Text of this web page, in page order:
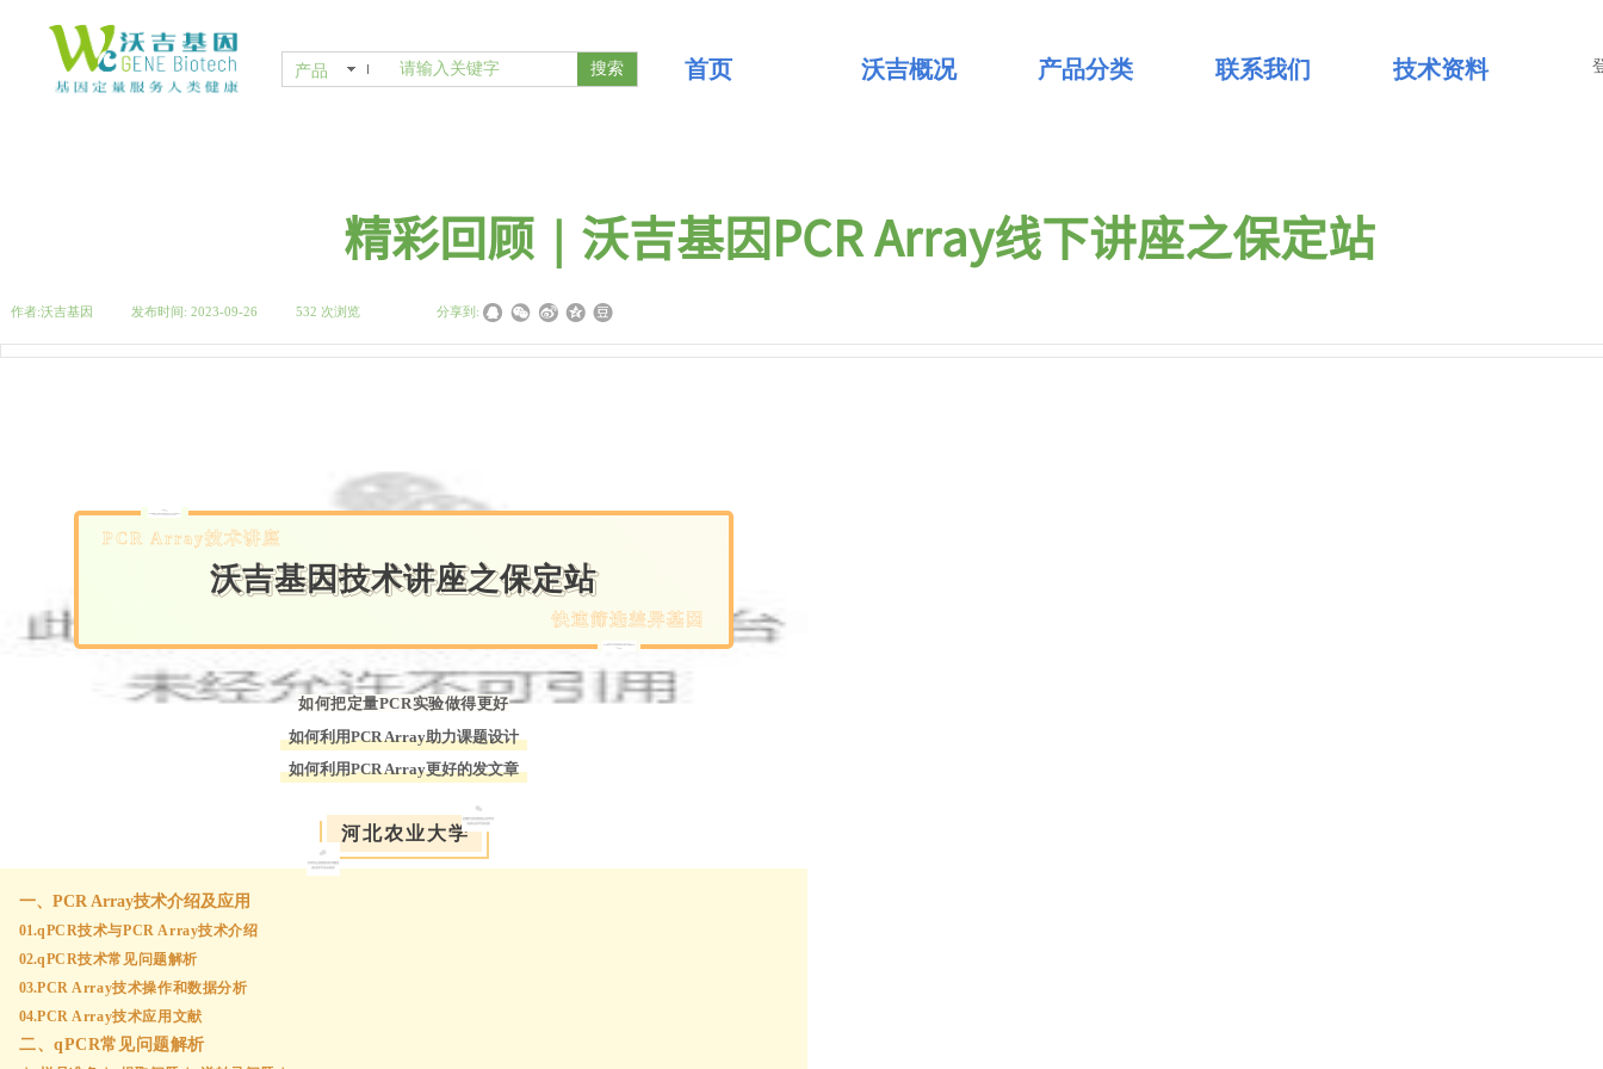
产品 搜索 首页 沃吉概况 产品分类 联系我们 技术资料
精彩回顾｜沃吉基因PCR Array线下讲座之保定站
作者:沃吉基因 发布时间: 2023-09-26 532 次浏览 分享到:
PCR Array技术讲座
沃吉基因技术讲座之保定站
快速筛选差异基因
如何把定量PCR实验做得更好
如何利用PCR Array助力课题设计
如何利用PCR Array更好的发文章
河北农业大学
一、PCR Array技术介绍及应用
01.qPCR技术与PCR Array技术介绍
02.qPCR技术常见问题解析
03.PCR Array技术操作和数据分析
04.PCR Array技术应用文献
二、qPCR常见问题解析